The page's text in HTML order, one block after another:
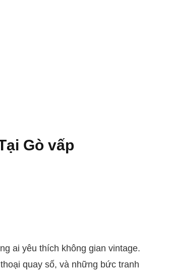
Gò vấp
ai yêu thích không gian vintage.
quay số, và những bức tranh